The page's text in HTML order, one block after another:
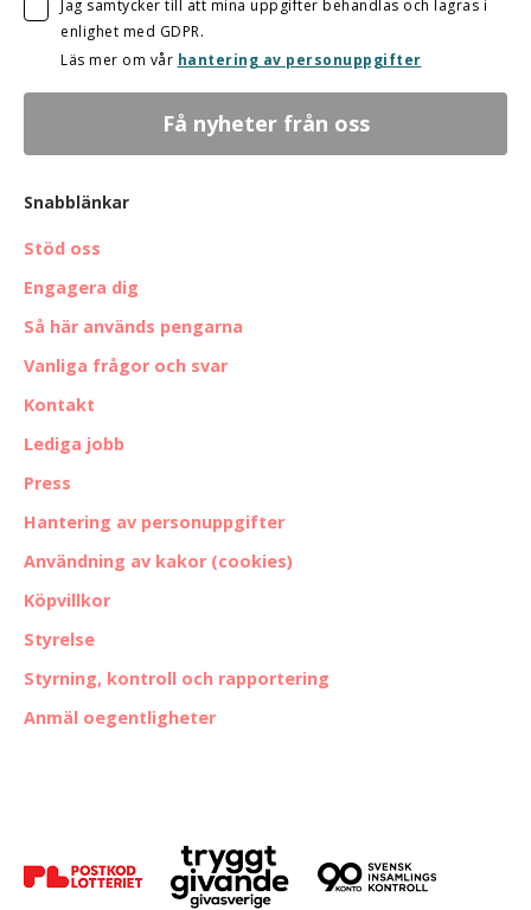
Jag samtycker till att mina uppgifter behandlas och lagras i
enlighet med GDPR.
Läs mer om vår hantering av personuppgifter
Snabblänkar
Stöd oss
Engagera dig
Så här används pengarna
Vanliga frågor och svar
Kontakt
Lediga jobb
Press
Hantering av personuppgifter
Användning av kakor (cookies)
Köpvillkor
Styrelse
Styrning, kontroll och rapportering
Anmäl oegentligheter